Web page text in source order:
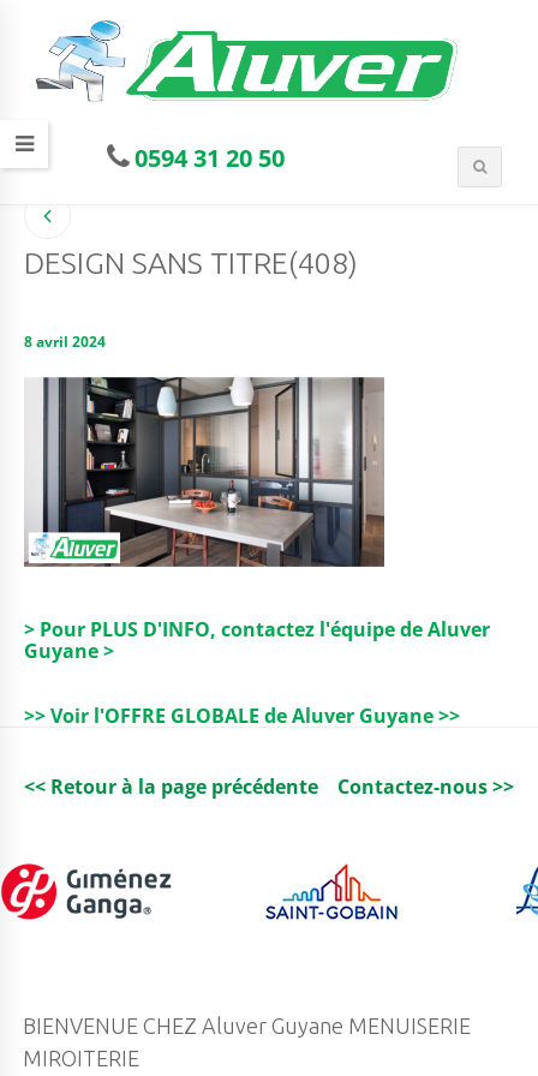
0594 31 20 50
DESIGN SANS TITRE(408)
8 avril 2024
> Pour PLUS D'INFO, contactez l'équipe de Aluver
Guyane >
>> Voir l'OFFRE GLOBALE de Aluver Guyane >>
<< Retour à la page précédente Contactez-nous >>
BIENVENUE CHEZ Aluver Guyane MENUISERIE
MIROITERIE